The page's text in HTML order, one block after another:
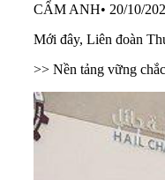
CẨM ANH• 20/10/
Mới đây, Liên đoàn
>> Nền tảng vững